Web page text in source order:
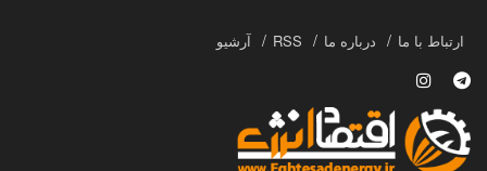
چگونه انتخاب صحیح لوله‌ها باعث دوام سیستم‌های
ارتباط با ما درباره ما RSS آرشیو